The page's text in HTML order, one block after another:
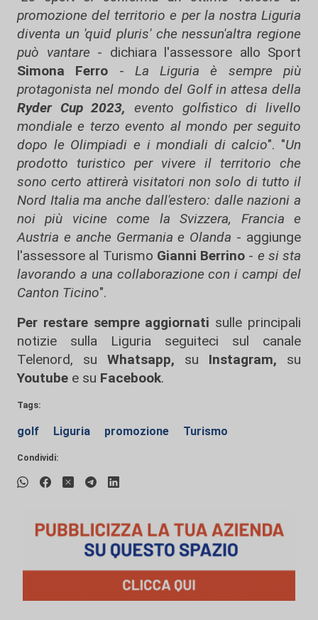
promozione del territorio e per la nostra Liguria
diventa un 'quid pluris' che nessun'altra regione
può vantare - dichiara l'assessore allo Sport
Simona Ferro - La Liguria è sempre più
protagonista nel mondo del Golf in attesa della
Ryder Cup 2023,
evento golfistico di livello
mondiale e terzo evento al mondo per seguito
dopo le Olimpiadi e i mondiali di calcio". "Un
prodotto turistico per vivere il territorio che
sono certo attirerà visitatori non solo di tutto il
Nord Italia ma anche dall'estero: dalle nazioni a
noi più vicine come la Svizzera, Francia e
Austria e anche Germania e Olanda - aggiunge
l'assessore al Turismo Gianni Berrino - e si sta
lavorando a una collaborazione con i campi del
Canton Ticino".
Per restare sempre aggiornati sulle principali
notizie sulla Liguria seguiteci sul canale
Telenord, su
Whatsapp, su Instagram, su
Youtube e su Facebook.
Tags:
golf Liguria promozione Turismo
Condividi: